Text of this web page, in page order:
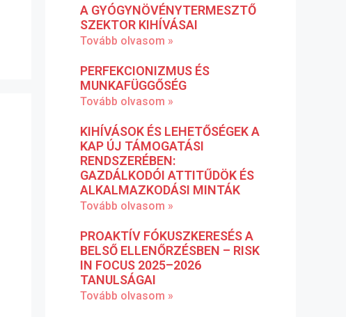
A GYÓGYNÖVÉNYTERMESZTŐ
SZEKTOR KIHÍVÁSAI
Tovább olvasom »
PERFEKCIONIZMUS ÉS
MUNKAFÜGGŐSÉG
Tovább olvasom »
KIHÍVÁSOK ÉS LEHETŐSÉGEK A
KAP ÚJ TÁMOGATÁSI
RENDSZERÉBEN:
GAZDÁLKODÓI ATTITŰDÖK ÉS
ALKALMAZKODÁSI MINTÁK
Tovább olvasom »
PROAKTÍV FÓKUSZKERESÉS A
BELSŐ ELLENŐRZÉSBEN – RISK
IN FOCUS 2025–2026
TANULSÁGAI
Tovább olvasom »